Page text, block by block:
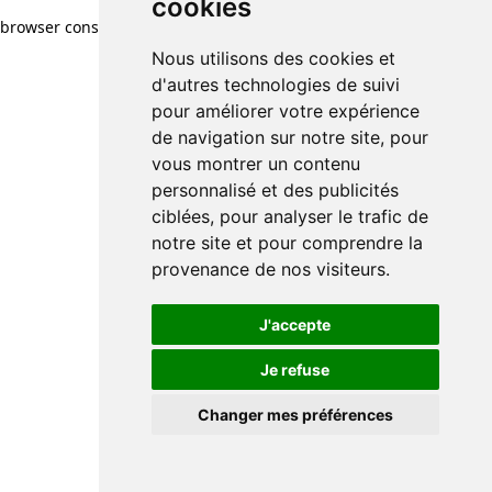
cookies
Nous utilisons des cookies et
d'autres technologies de suivi
pour améliorer votre expérience
de navigation sur notre site, pour
vous montrer un contenu
personnalisé et des publicités
ciblées, pour analyser le trafic de
notre site et pour comprendre la
provenance de nos visiteurs.
J'accepte
Je refuse
Changer mes préférences
browser console for more information)